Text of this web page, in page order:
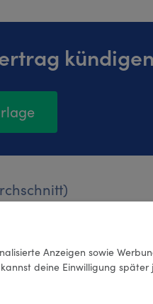
Anzeigen sowie
deine Einwilligung